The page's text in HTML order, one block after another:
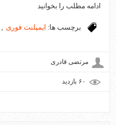
ادامه مطلب را بخوانید
برچسب ها: ایمپلنت فوری ,
مرتضی قادری